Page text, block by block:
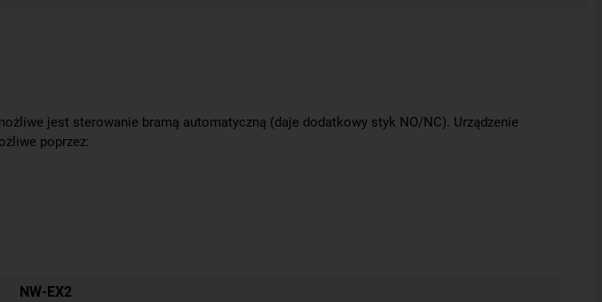
jest sterowanie bramą automatyczną (daje dodatkowy styk NO/NC). Urządzenie
poprzez:
NW-EX2